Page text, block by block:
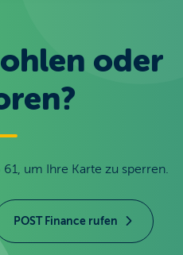
oder
um Ihre Karte zu sperren.
POST Finance rufen